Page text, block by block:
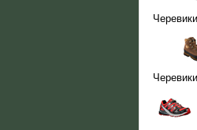
Черевики
Черевики